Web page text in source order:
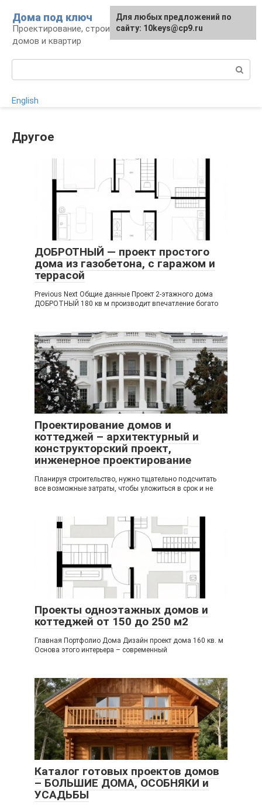
контенту
Дома под ключ
Проектирование, строительство и отделка
домов и квартир
English
Другое
ДОБРОТНЫЙ — проект простого
дома из газобетона, с гаражом и
террасой
Previous Next Общие данные Проект 2-этажного дома
ДОБРОТНЫЙ 180 кв м производит впечатление богато
Проектирование домов и
коттеджей – архитектурный и
конструкторский проект,
инженерное проектирование
Планируя строительство, нужно тщательно подсчитать
все возможные затраты, чтобы уложиться в срок и не
Проекты одноэтажных домов и
коттеджей от 150 до 250 м2
Главная Портфолио Дома Дизайн проект дома 160 кв. м
Основа этого интерьера – современный
Каталог готовых проектов домов
– БОЛЬШИЕ ДОМА, ОСОБНЯКИ и
УСАДЬБЫ
Для любых предложений по
сайту: 10keys@cp9.ru